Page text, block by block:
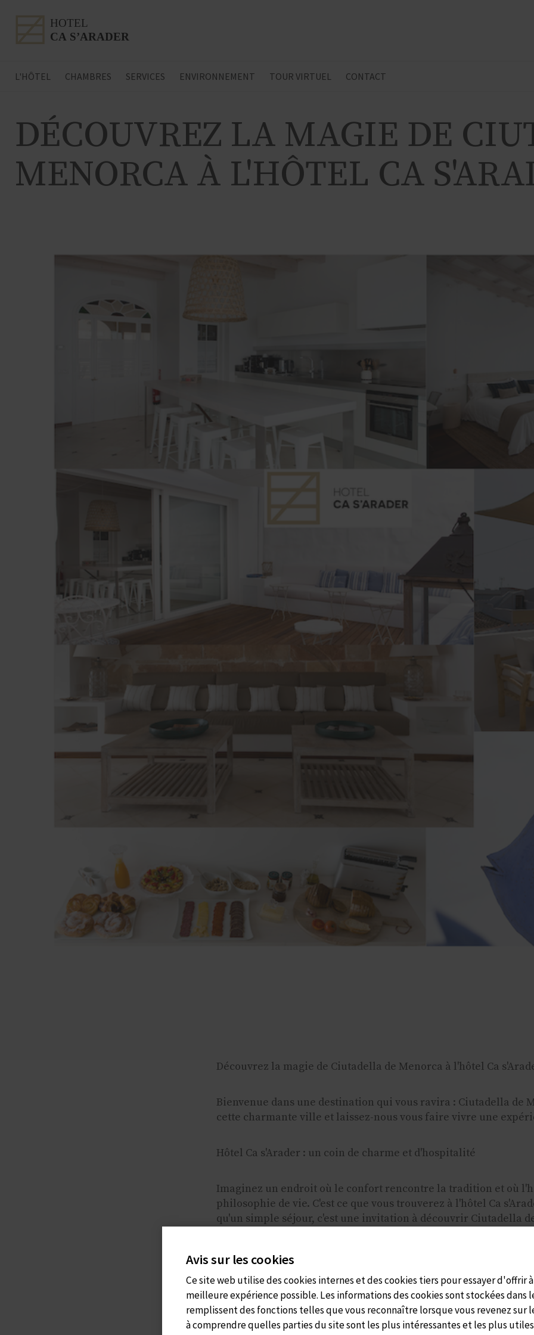
L'HÔTEL CHAMBRES SERVICES ENVIRONNEMENT TOUR VIRTUEL CONTACT
DÉCOUVREZ LA MAGIE DE
MENORCA À L'HÔTEL CA
Découvrez la magie de Ciutadella de Menorca à l'hôtel Ca
Bienvenue dans une destination qui vous ravira : Ciutadella de
cette charmante ville et laissez-nous vous faire vivre une
Hôtel Ca s'Arader : un coin de charme et d'hospitalité
Imaginez un endroit où le confort rencontre la tradition et où
philosophie de vie. C'est ce que vous trouverez à l'hôtel Ca
qu'un simple séjour, c'est une invitation à découvrir Ciutadella
Raisons de choisir l'hôtel Ca s'Arader :
Élégance rustique : l'hôtel Ca s'Arader allie parfaitement
l'architecture locale. Chaque recoin raconte une histoire, vous
Avis sur les cookies
Ce site web utilise des cookies internes et des cookies tiers pour essayer d'offrir
meilleure expérience possible. Les informations des cookies sont stockées dans
remplissent des fonctions telles que vous reconnaître lorsque vous revenez sur
à comprendre quelles parties du site sont les plus intéressantes et les plus utiles